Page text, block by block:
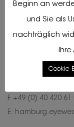
Hamburger
F. +49 (0) 40 420 61
E:
Beginn an
und Sie als
nachträglich
Ihre
Cookie